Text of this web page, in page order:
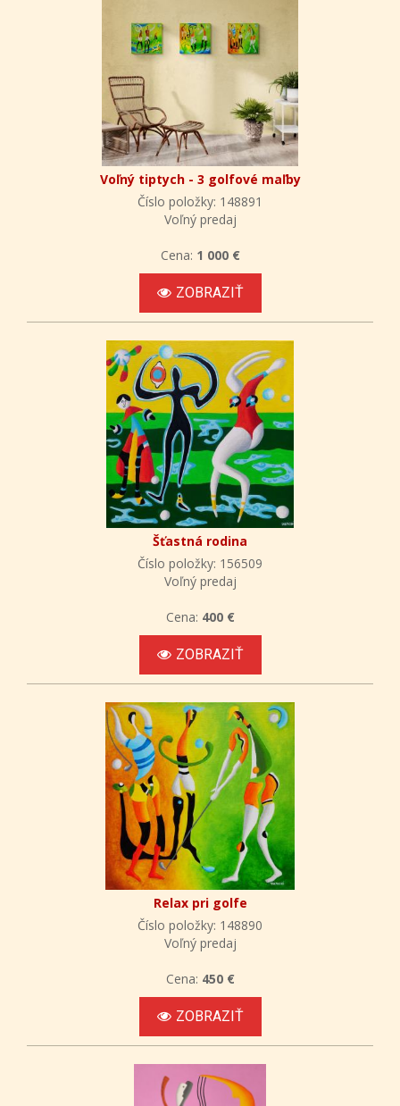
Voľný tiptych - 3 golfové maľby
Číslo položky: 148891
Voľný predaj
Cena: 1 000 €
ZOBRAZIŤ
Šťastná rodina
Číslo položky: 156509
Voľný predaj
Cena: 400 €
ZOBRAZIŤ
Relax pri golfe
Číslo položky: 148890
Voľný predaj
Cena: 450 €
ZOBRAZIŤ